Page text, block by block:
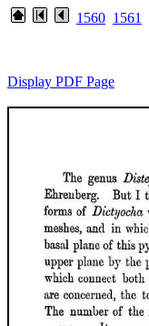
1560 1561
Display PDF Page